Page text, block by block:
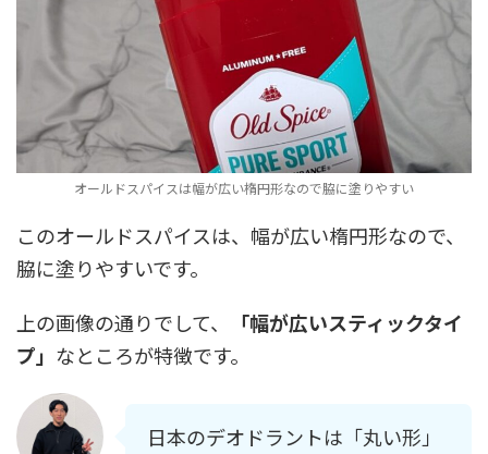
オールドスパイスは幅が広い楕円形なので脇に塗りやすい
このオールドスパイスは、幅が広い楕円形なので、
脇に塗りやすいです。
上の画像の通りでして、
「幅が広いスティックタイ
プ」 なところが特徴です。
日本のデオドラントは「丸い形」